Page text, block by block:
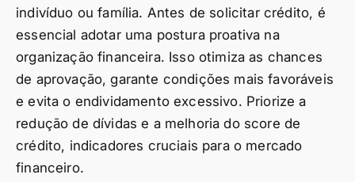
indivíduo ou família. Antes de solicitar crédito, é
essencial adotar uma postura proativa na
organização financeira. Isso otimiza as chances
de aprovação, garante condições mais favoráveis
e evita o endividamento excessivo. Priorize a
redução de dívidas e a melhoria do score de
crédito, indicadores cruciais para o mercado
financeiro.